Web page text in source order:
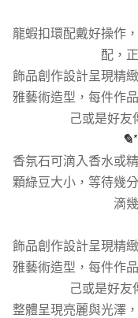
龍蝦扣環配戴好操作
配，
飾品創作設計呈現精
雅藝術造型，每件作
己或是好友
香氛石可滴入香水或
顆綠豆大小，等待幾
滴
飾品創作設計呈現精
雅藝術造型，每件作
己或是好友
整體呈現亮麗與光澤